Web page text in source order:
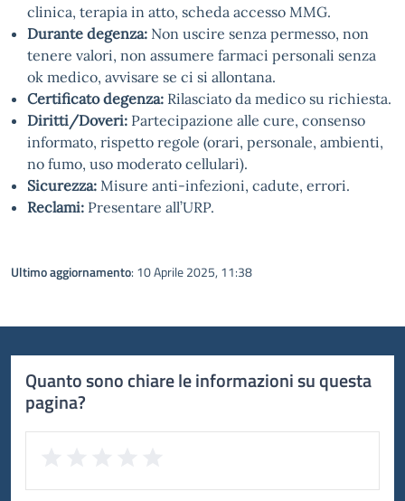
clinica, terapia in atto, scheda accesso MMG.
Durante degenza:Non uscire senza permesso, non
tenere valori, non assumere farmaci personali senza
ok medico, avvisare se ci si allontana.
Certificato degenza:Rilasciato da medico su richiesta.
Diritti/Doveri:Partecipazione alle cure, consenso
informato, rispetto regole (orari, personale, ambienti,
no fumo, uso moderato cellulari).
Sicurezza:Misure anti-infezioni, cadute, errori.
Reclami:Presentare all’URP.
Ultimo aggiornamento: 10 Aprile 2025, 11:38
Quanto sono chiare le informazioni su questa
pagina?